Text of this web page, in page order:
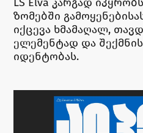
ზომებში
იქცევა ხმამაღალ,
ელემენტად და
იდენტობას.